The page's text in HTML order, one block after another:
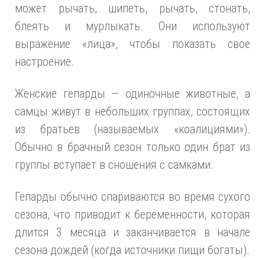
может рычать, шипеть, рычать, стонать,
блеять и мурлыкать. Они используют
выражение «лица», чтобы показать свое
настроение.
Женские гепарды — одиночные животные, а
самцы живут в небольших группах, состоящих
из братьев (называемых «коалициями»).
Обычно в брачный сезон только один брат из
группы вступает в сношения с самками.
Гепарды обычно спариваются во время сухого
сезона, что приводит к беременности, которая
длится 3 месяца и заканчивается в начале
сезона дождей (когда источники пищи богаты).